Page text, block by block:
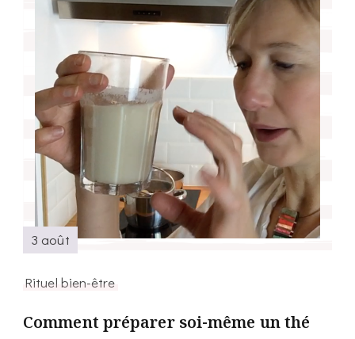
3 août
Rituel bien-être
Comment préparer soi-même un thé